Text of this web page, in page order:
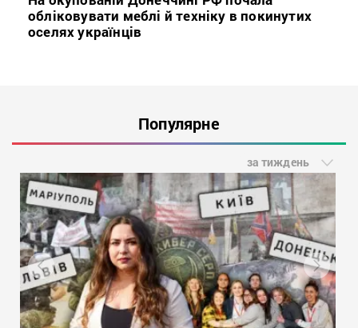
обліковувати меблі й техніку в покинутих
оселях українців
Популярне
за тиждень